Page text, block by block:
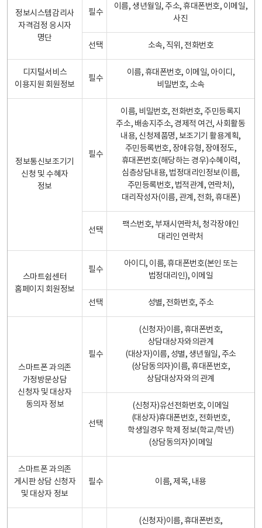
정보시스템감리사
자격검정 응시자
명단
필수
이름, 생년월일, 주소, 휴대폰번호, 이메일,
사진
선택 소속, 직위, 전화번호
디지털서비스
이용지원 회원정보
필수
이름, 휴대폰번호, 이메일, 아이디,
비밀번호, 소속
정보통신보조기기
신청 및 수혜자
정보
필수
이름, 비밀번호, 전화번호, 주민등록지
주소, 배송지주소, 경제적 여건, 사회활동
내용, 신청제품명, 보조기기 활용계획,
주민등록번호, 장애유형, 장애정도,
휴대폰번호(해당하는 경우)수혜이력,
심층상담내용, 법정대리인정보(이름,
주민등록번호, 법적관계, 연락처),
대리작성자(이름, 관계, 전화, 휴대폰)
선택
팩스번호, 부재시연락처, 청각장애인
대리인 연락처
스마트쉼센터
홈페이지 회원정보
필수
아이디, 이름, 휴대폰번호(본인 또는
법정대리인), 이메일
선택 성별, 전화번호, 주소
스마트폰 과의존
가정방문상담
신청자 및 대상자
동의자 정보
필수
(신청자)이름, 휴대폰번호,
상담대상자와의관계
(대상자)이름, 성별, 생년월일, 주소
(상담동의자)이름, 휴대폰번호,
상담대상자와의 관계
선택
(신청자)유선전화번호, 이메일
(대상자)휴대폰번호, 전화번호,
학생일경우 학제 정보(학교/학년)
(상담동의자)이메일
스마트폰 과의존
게시판 상담 신청자
및 대상자 정보
필수 이름, 제목, 내용
(신청자)이름, 휴대폰번호,